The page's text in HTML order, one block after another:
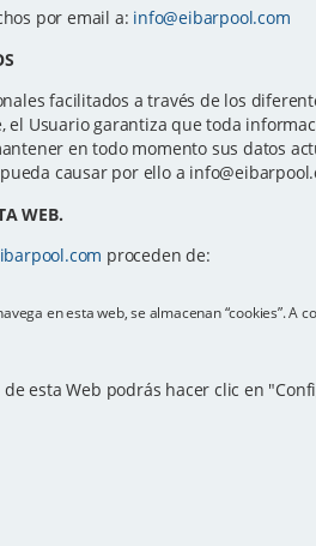
por email a: info@eibarpool.com
facilitados a través de los
el Usuario garantiza que toda
en todo momento sus datos
causar por ello a
WEB.
proceden de:
en esta web, se almacenan “cookies”.
esta Web podrás hacer clic en